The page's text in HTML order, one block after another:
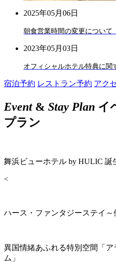
2025年05月06日
朝食営業時間の変更について
2023年05月03日
オフィシャルホテル特典に関
宿泊予約 レストラン予約 アク
Event& Stay Plan イ
プラン
舞浜ビューホテル by HULIC
<
ハース・ファンタジーステイ
異国情緒あふれる特別空間「
ム」